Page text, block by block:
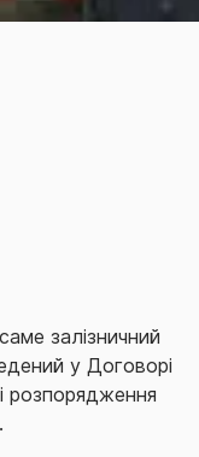
залізничний
у Договорі
розпорядження